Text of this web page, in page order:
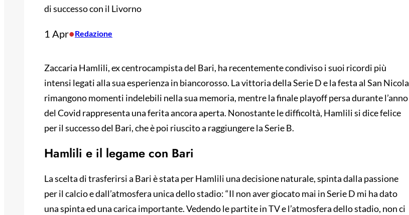
di successo con il Livorno
1 Apr•Redazione
Zaccaria Hamlili, ex centrocampista del Bari, ha recentemente condiviso i suoi ricordi più
intensi legati alla sua esperienza in biancorosso. La vittoria della Serie D e la festa al San Nicola
rimangono momenti indelebili nella sua memoria, mentre la finale playoff persa durante l’anno
del Covid rappresenta una ferita ancora aperta. Nonostante le difficoltà, Hamlili si dice felice
per il successo del Bari, che è poi riuscito a raggiungere la Serie B.
Hamlili e il legame con Bari
La scelta di trasferirsi a Bari è stata per Hamlili una decisione naturale, spinta dalla passione
per il calcio e dall’atmosfera unica dello stadio: “Il non aver giocato mai in Serie D mi ha dato
una spinta ed una carica importante. Vedendo le partite in TV e l’atmosfera dello stadio, non ci